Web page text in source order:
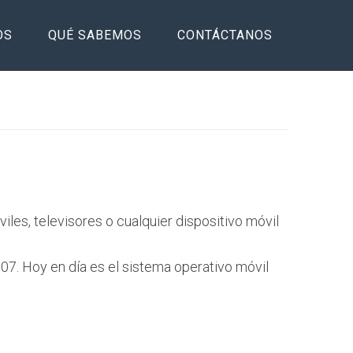
QUÉ SABEMOS CONTÁCTANOS
televisores o cualquier dispositivo móvil
Hoy en día es el sistema operativo móvil